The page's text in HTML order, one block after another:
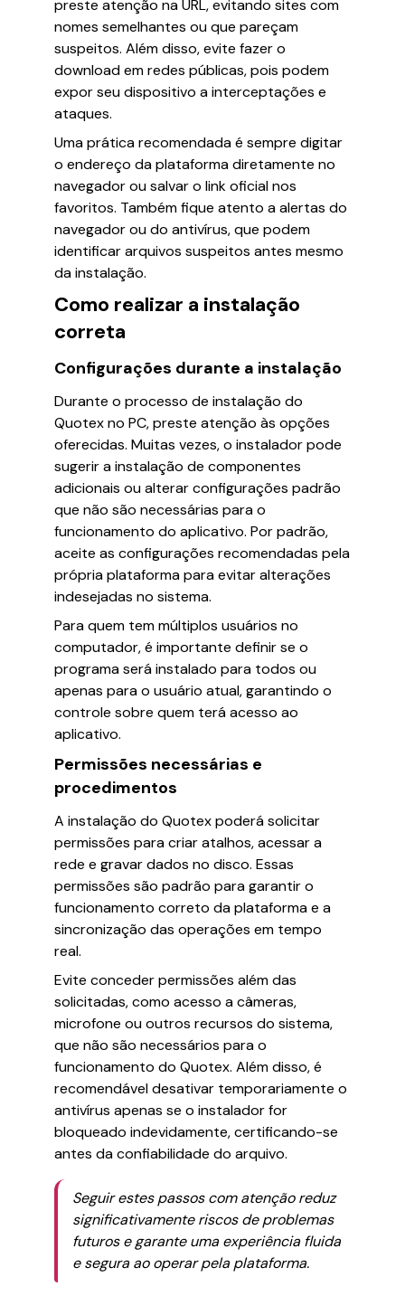
preste atenção na URL, evitando sites com
nomes semelhantes ou que pareçam
suspeitos. Além disso, evite fazer o
download em redes públicas, pois podem
expor seu dispositivo a interceptações e
ataques.
Uma prática recomendada é sempre digitar
o endereço da plataforma diretamente no
navegador ou salvar o link oficial nos
favoritos. Também fique atento a alertas do
navegador ou do antivírus, que podem
identificar arquivos suspeitos antes mesmo
da instalação.
Como realizar a instalação
correta
Configurações durante a instalação
Durante o processo de instalação do
Quotex no PC, preste atenção às opções
oferecidas. Muitas vezes, o instalador pode
sugerir a instalação de componentes
adicionais ou alterar configurações padrão
que não são necessárias para o
funcionamento do aplicativo. Por padrão,
aceite as configurações recomendadas pela
própria plataforma para evitar alterações
indesejadas no sistema.
Para quem tem múltiplos usuários no
computador, é importante definir se o
programa será instalado para todos ou
apenas para o usuário atual, garantindo o
controle sobre quem terá acesso ao
aplicativo.
Permissões necessárias e
procedimentos
A instalação do Quotex poderá solicitar
permissões para criar atalhos, acessar a
rede e gravar dados no disco. Essas
permissões são padrão para garantir o
funcionamento correto da plataforma e a
sincronização das operações em tempo
real.
Evite conceder permissões além das
solicitadas, como acesso a câmeras,
microfone ou outros recursos do sistema,
que não são necessários para o
funcionamento do Quotex. Além disso, é
recomendável desativar temporariamente o
antivírus apenas se o instalador for
bloqueado indevidamente, certificando-se
antes da confiabilidade do arquivo.
Seguir estes passos com atenção reduz
significativamente riscos de problemas
futuros e garante uma experiência fluida
e segura ao operar pela plataforma.